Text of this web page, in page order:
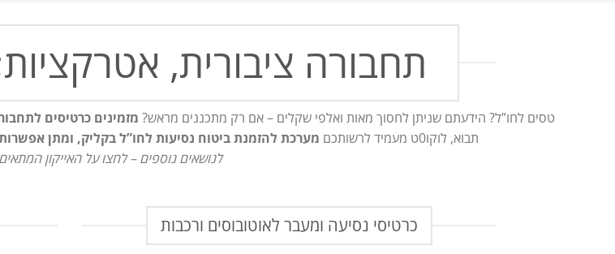
תחבורה ציבורית,
טסים לחו”ל? הידעתם שניתן לחסוך מאות ואלפי שקלים – אם רק מתכננים מראש? מזמינים כרטיסים
תבוא, לוקו0ט מעמיד לרשותכם
מערכת להזמנת ביטוח נסיעות לחו”ל בקליק, ומתן
לנושאים נוספים – לחצו על האייקון
כרטיסי נסיעה ומעבר לאוטובוסים ורכבות